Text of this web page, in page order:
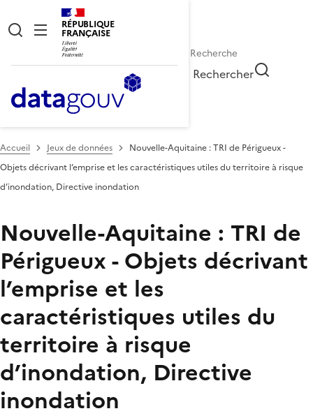
RÉPUBLIQUE
FRANÇAISE
Rechercher
Accueil Jeux de données
Nouvelle-Aquitaine : TRI de Périgueux -
Objets décrivant l’emprise et les caractéristiques utiles du territoire à risque
d’inondation, Directive inondation
Nouvelle-Aquitaine : TRI de
Périgueux - Objets décrivant
l’emprise et les
caractéristiques utiles du
territoire à risque
d’inondation, Directive
inondation